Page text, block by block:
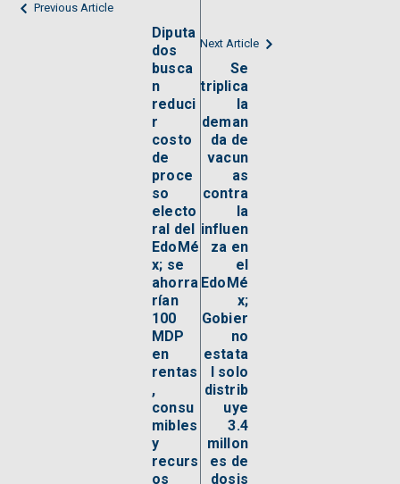
Previous Article
Diputa
dos
busca
n
reduci
r
costo
de
proce
so
electo
ral del
EdoMé
x; se
ahorra
rían
100
MDP
en
rentas
,
consu
mibles
y
recurs
os
Next Article
Se
triplica
la
deman
da de
vacun
as
contra
la
influen
za en
el
EdoMé
x;
Gobier
no
estata
l solo
distrib
uye
3.4
millon
es de
dosis